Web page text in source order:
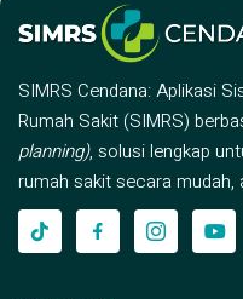
SIMRS Cendana: Aplikasi
Rumah Sakit (SIMRS)
planning), solusi lengkap
rumah sakit secara mudah,